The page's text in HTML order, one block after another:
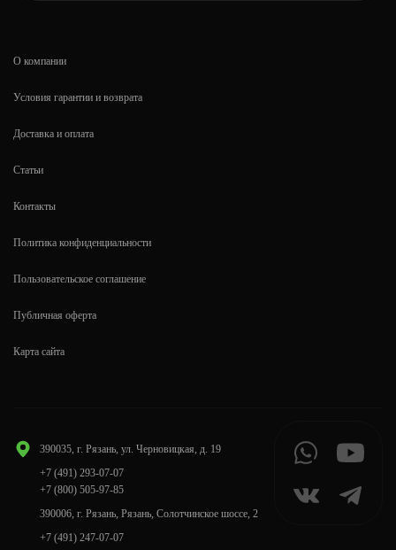
390035, г. Рязань, ул. Черновицкая, д. 19
+7 (491) 293-07-07
+7 (800) 505-97-85
390006, г. Рязань, Рязань, Солотчинское шоссе, 2
+7 (491) 247-07-07
О компании
Условия гарантии и возврата
Доставка и оплата
Статьи
Контакты
Политика конфиденциальности
Пользовательское соглашение
Публичная оферта
Карта сайта